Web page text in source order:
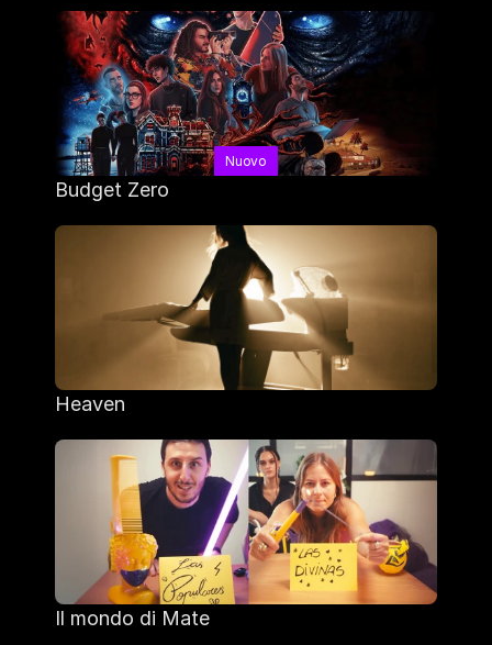
Nuovo
Budget Zero
Heaven
Il mondo di Mate